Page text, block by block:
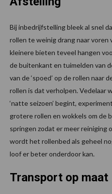
Bij inbedrijfstelling bleek al snel
rollen te weinig drang naar voren
kleinere bieten teveel hangen
de buitenkant en tuimelden van
van de ‘spoed’ op de rollen naar
rollen is dat verholpen. Vedelaar
‘natte seizoen’ begint,
grotere rollen en wokkels om de
springen zodat er meer reiniging
wordt het rollenbed als geheel
loof er beter onderdoor kan.
Transport op maat